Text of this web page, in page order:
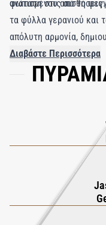
φωτισμένου από το
ανάταση στις
τα φύλλα γερανιού και
απόλυτη αρμονία,
και αέρινο. Καθώς
νάρκισσο και απαλό
ακαταμάχητα
ένα διαχρονικό ταξίδι
θηλυκότητα, κομψός
Διαβάστε Περισσότερα